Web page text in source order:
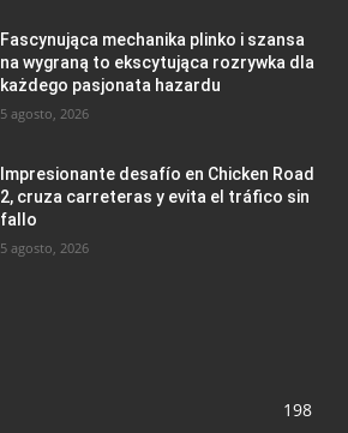
Fascynująca mechanika plinko i szansa
na wygraną to ekscytująca rozrywka dla
każdego pasjonata hazardu
5 agosto, 2026
Impresionante desafío en Chicken Road
2, cruza carreteras y evita el tráfico sin
fallo
5 agosto, 2026
198